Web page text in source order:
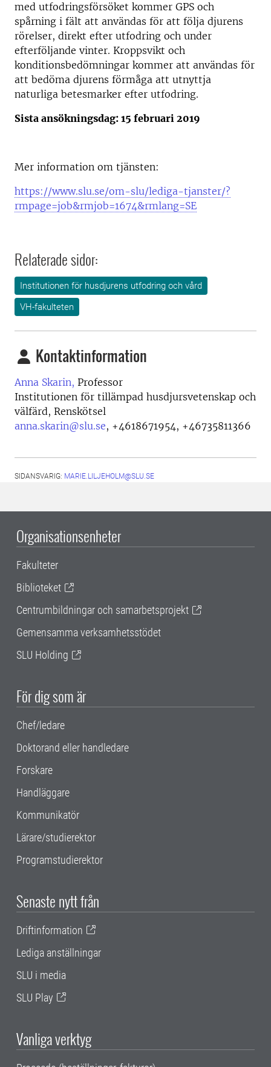
med utfodringsförsöket kommer GPS och
spårning i fält att användas för att följa djurens
rörelser, direkt efter utfodring och under
efterföljande vinter. Kroppsvikt och
konditionsbedömningar kommer att användas för
att bedöma djurens förmåga att utnyttja
naturliga betesmarker efter utfodring.
Sista ansökningsdag: 15 februari 2019
Mer information om tjänsten:
https://www.slu.se/om-slu/lediga-tjanster/?
rmpage=job&rmjob=1674&rmlang=SE
Relaterade sidor:
Institutionen för husdjurens utfodring och vård
VH-fakulteten
Kontaktinformation
Anna Skarin, Professor
Institutionen för tillämpad husdjursvetenskap och
välfärd, Renskötsel
anna.skarin@slu.se, +4618671954, +46735811366
SIDANSVARIG: MARIE.LILJEHOLM@SLU.SE
Organisationsenheter
Fakulteter
Biblioteket
Centrumbildningar och samarbetsprojekt
Gemensamma verksamhetsstödet
SLU Holding
För dig som är
Chef/ledare
Doktorand eller handledare
Forskare
Handläggare
Kommunikatör
Lärare/studierektor
Programstudierektor
Senaste nytt från
Driftinformation
Lediga anställningar
SLU i media
SLU Play
Vanliga verktyg